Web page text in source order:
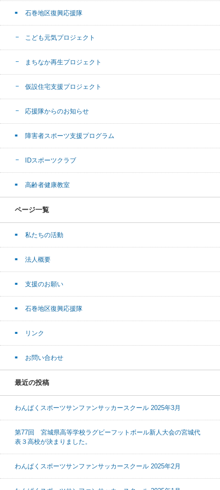
石巻地区復興応援隊
こども元気プロジェクト
まちなか再生プロジェクト
仮設住宅支援プロジェクト
応援隊からのお知らせ
障害者スポーツ支援プログラム
IDスポーツクラブ
高齢者健康教室
ページ一覧
私たちの活動
法人概要
支援のお願い
石巻地区復興応援隊
リンク
お問い合わせ
最近の投稿
わんぱくスポーツサンファンサッカースクール 2025年3月
第77回 宮城県高等学校ラグビーフットボール新人大会の宮城代
表３高校が決まりました。
わんぱくスポーツサンファンサッカースクール 2025年2月